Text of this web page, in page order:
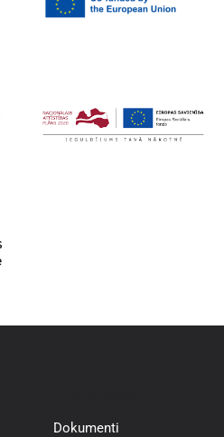
Dokumenti